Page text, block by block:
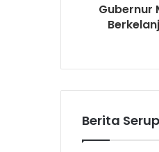
Gubernur
Berita